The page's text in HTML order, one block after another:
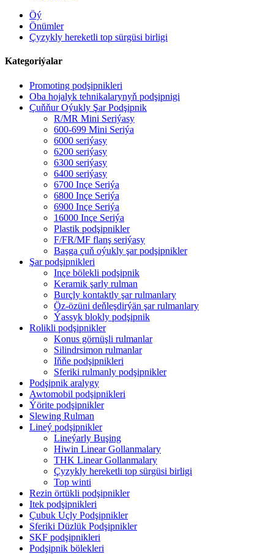
Öý
Önümler
Çyzykly hereketli top sürgüsi birligi
Kategoriýalar
Promoting podşipnikleri
Oba hojalyk tehnikalarynyň podşipnigi
Çuňňur Oýukly Şar Podşipnik
R/MR Mini Seriýasy
600-699 Mini Seriýa
6000 seriýasy
6200 seriýasy
6300 seriýasy
6400 seriýasy
6700 Inçe Seriýa
6800 Inçe Seriýa
6900 Inçe Seriýa
16000 Inçe Seriýa
Plastik podşipnikler
F/FR/MF flanş seriýasy
Başga çuň oýukly şar podşipnikler
Şar podşipnikleri
Inçe bölekli podşipnik
Keramik şarly rulman
Burçly kontaktly şar rulmanlary
Öz-özüni deňleşdirýän şar rulmanlary
Ýassyk blokly podşipnik
Rolikli podşipnikler
Konus görnüşli rulmanlar
Silindrsimon rulmanlar
Iňňe podşipnikleri
Sferiki rulmanly podşipnikler
Podşipnik aralygy
Awtomobil podşipnikleri
Ýörite podşipnikler
Slewing Rulman
Lineý podşipnikler
Lineýarly Buşing
Hiwin Linear Gollanmalary
THK Linear Gollanmalary
Çyzykly hereketli top sürgüsi birligi
Top winti
Rezin örtükli podşipnikler
Itek podşipnikleri
Çubuk Uçly Podşipnikler
Sferiki Düzlük Podşipnikler
SKF podşipnikleri
Podşipnik bölekleri